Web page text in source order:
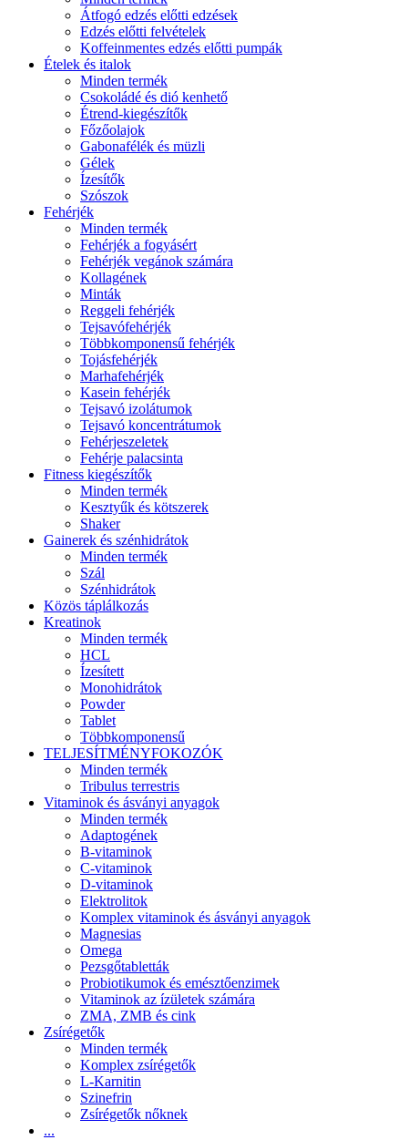
Átfogó edzés előtti edzések
Edzés előtti felvételek
Koffeinmentes edzés előtti pumpák
Ételek és italok
Minden termék
Csokoládé és dió kenhető
Étrend-kiegészítők
Főzőolajok
Gabonafélék és müzli
Gélek
Ízesítők
Szószok
Fehérjék
Minden termék
Fehérjék a fogyásért
Fehérjék vegánok számára
Kollagének
Minták
Reggeli fehérjék
Tejsavófehérjék
Többkomponensű fehérjék
Tojásfehérjék
Marhafehérjék
Kasein fehérjék
Tejsavó izolátumok
Tejsavó koncentrátumok
Fehérjeszeletek
Fehérje palacsinta
Fitness kiegészítők
Minden termék
Kesztyűk és kötszerek
Shaker
Gainerek és szénhidrátok
Minden termék
Szál
Szénhidrátok
Közös táplálkozás
Kreatinok
Minden termék
HCL
Ízesített
Monohidrátok
Powder
Tablet
Többkomponensű
TELJESÍTMÉNYFOKOZÓK
Minden termék
Tribulus terrestris
Vitaminok és ásványi anyagok
Minden termék
Adaptogének
B-vitaminok
C-vitaminok
D-vitaminok
Elektrolitok
Komplex vitaminok és ásványi anyagok
Magnesias
Omega
Pezsgőtabletták
Probiotikumok és emésztőenzimek
Vitaminok az ízületek számára
ZMA, ZMB és cink
Zsírégetők
Minden termék
Komplex zsírégetők
L-Karnitin
Szinefrin
Zsírégetők nőknek
...